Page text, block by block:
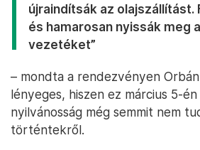
újraindítsák az olajszállítást.
és hamarosan nyissák meg
vezetéket”
– mondta a rendezvényen
lényeges, hiszen ez március 5-
nyilvánosság még semmit nem
történtekről.